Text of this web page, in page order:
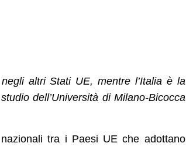
altri Stati UE, mentre l’Italia è la
dell’Università di Milano-Bicocca
tra i Paesi UE che adottano